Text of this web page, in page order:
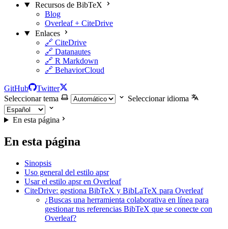
Recursos de BibTeX
Blog
Overleaf + CiteDrive
Enlaces
🔗 CiteDrive
🔗 Datanautes
🔗 R Markdown
🔗 BehaviorCloud
GitHub
Twitter
Seleccionar tema
Seleccionar idioma
En esta página
En esta página
Sinopsis
Uso general del estilo apsr
Usar el estilo apsr en Overleaf
CiteDrive: gestiona BibTeX y BibLaTeX para Overleaf
¿Buscas una herramienta colaborativa en línea para
gestionar tus referencias BibTeX que se conecte con
Overleaf?